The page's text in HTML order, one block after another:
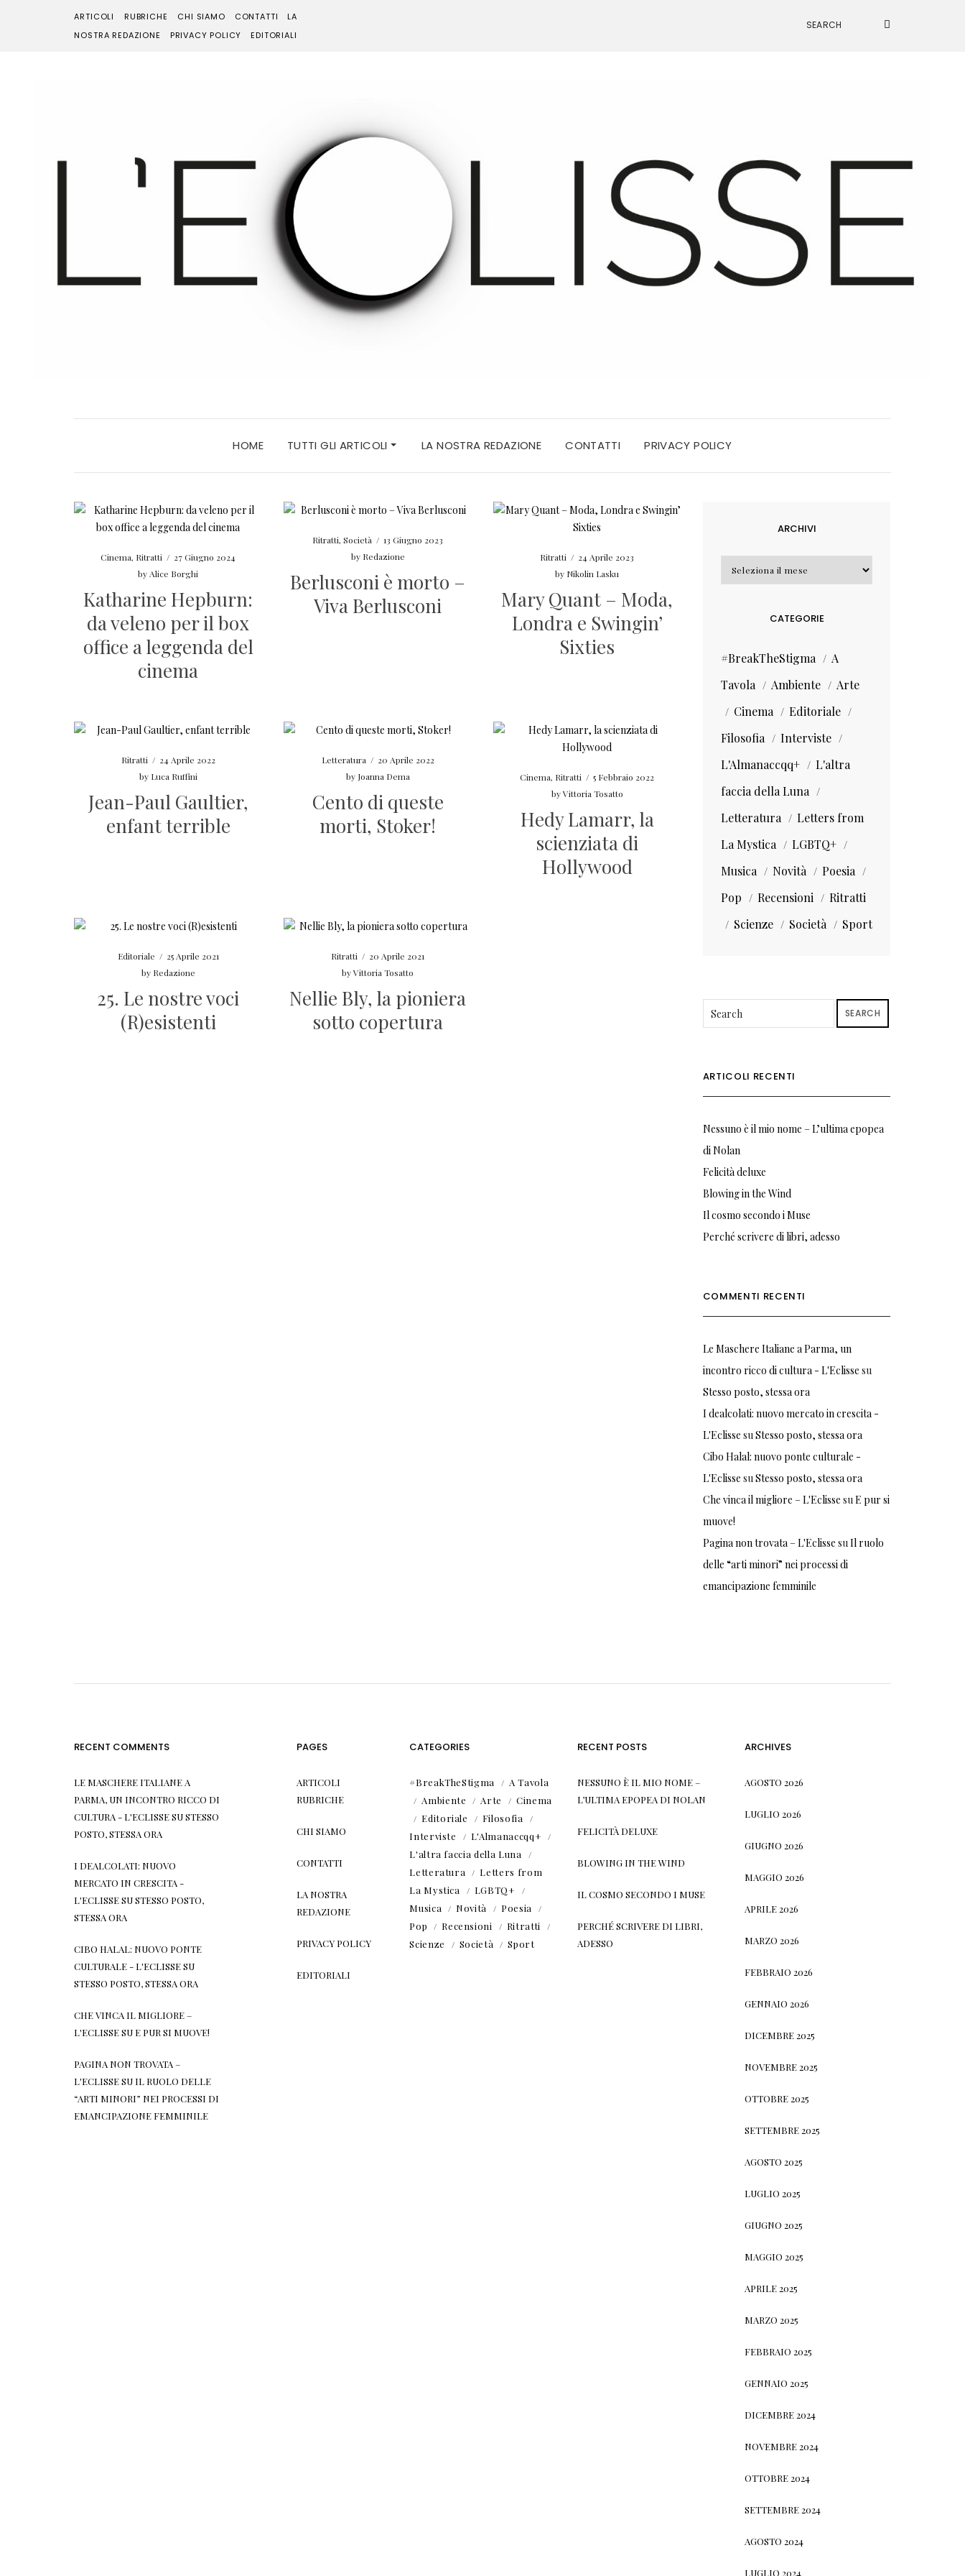
ARTICOLI RUBRICHE CHI SIAMO CONTATTI
LA
NOSTRA REDAZIONE
PRIVACY POLICY EDITORIALI
HOME TUTTI GLI ARTICOLI LA NOSTRA REDAZIONE CONTATTI PRIVACY POLICY
Cinema, Ritratti / 27 Giugno 2024
by Alice Borghi
Katharine Hepburn:
da veleno per il box
office a leggenda del
cinema
Ritratti,Società / 13 Giugno 2023
by Redazione
Berlusconi è morto –
Viva Berlusconi
Ritratti / 24 Aprile 2023
by Nikolin Lasku
Mary Quant – Moda,
Londra e Swingin’
Sixties
Ritratti / 24 Aprile 2022
by Luca Ruffini
Jean-Paul Gaultier,
enfant terrible
Letteratura / 20 Aprile 2022
by Joanna Dema
Cento di queste
morti, Stoker!
Cinema, Ritratti / 5 Febbraio 2022
byVittoria Tosatto
Hedy Lamarr, la
scienziata di
Hollywood
Editoriale / 25 Aprile 2021
by Redazione
25. Le nostre voci
(R)esistenti
Ritratti / 20 Aprile 2021
byVittoria Tosatto
Nellie Bly, la pioniera
sotto copertura
ARCHIVI
Archivi
CATEGORIE
#BreakTheStigma
A
Tavola
Ambiente
Arte
Cinema
Editoriale
Filosofia
Interviste
L'Almanaccqq+
L'altra
faccia della Luna
Letteratura
Letters from
La Mystica
LGBTQ+
Musica
Novità
Poesia
Pop
Recensioni
Ritratti
Scienze
Società Sport
SEARCH
ARTICOLI RECENTI
Nessuno è il mio nome – L’ultima epopea
di Nolan
Felicità deluxe
Blowing in the Wind
Il cosmo secondo i Muse
Perché scrivere di libri, adesso
COMMENTI RECENTI
Le Maschere Italiane a Parma, un
incontro ricco di cultura - L'Eclisse su
Stesso posto, stessa ora
I dealcolati: nuovo mercato in crescita -
L'Eclisse suStesso posto, stessa ora
Cibo Halal: nuovo ponte culturale -
L'Eclisse suStesso posto, stessa ora
Che vinca il migliore – L'Eclisse suE pur si
muove!
Pagina non trovata – L'Eclisse suIl ruolo
delle “arti minori” nei processi di
emancipazione femminile
RECENT COMMENTS
LE MASCHERE ITALIANE A
PARMA, UN INCONTRO RICCO DI
CULTURA - L'ECLISSESUSTESSO
POSTO, STESSA ORA
I DEALCOLATI: NUOVO
MERCATO IN CRESCITA -
L'ECLISSESUSTESSO POSTO,
STESSA ORA
CIBO HALAL: NUOVO PONTE
CULTURALE - L'ECLISSESU
STESSO POSTO, STESSA ORA
CHE VINCA IL MIGLIORE –
L'ECLISSESU E PUR SI MUOVE!
PAGINA NON TROVATA –
L'ECLISSESU IL RUOLO DELLE
“ARTI MINORI” NEI PROCESSI DI
EMANCIPAZIONE FEMMINILE
PAGES
ARTICOLI
RUBRICHE
CHI SIAMO
CONTATTI
LA NOSTRA
REDAZIONE
PRIVACY POLICY
EDITORIALI
CATEGORIES
#BreakTheStigma
A Tavola
Ambiente
Arte
Cinema
Editoriale
Filosofia
Interviste
L'Almanaccqq+
L'altra faccia della Luna
Letteratura
Letters from
La Mystica
LGBTQ+
Musica
Novità
Poesia
Pop
Recensioni
Ritratti
Scienze
Società Sport
RECENT POSTS
NESSUNO È IL MIO NOME –
L’ULTIMA EPOPEA DI NOLAN
FELICITÀ DELUXE
BLOWING IN THE WIND
IL COSMO SECONDO I MUSE
PERCHÉ SCRIVERE DI LIBRI,
ADESSO
ARCHIVES
AGOSTO 2026
LUGLIO 2026
GIUGNO 2026
MAGGIO 2026
APRILE 2026
MARZO 2026
FEBBRAIO 2026
GENNAIO 2026
DICEMBRE 2025
NOVEMBRE 2025
OTTOBRE 2025
SETTEMBRE 2025
AGOSTO 2025
LUGLIO 2025
GIUGNO 2025
MAGGIO 2025
APRILE 2025
MARZO 2025
FEBBRAIO 2025
GENNAIO 2025
DICEMBRE 2024
NOVEMBRE 2024
OTTOBRE 2024
SETTEMBRE 2024
AGOSTO 2024
LUGLIO 2024